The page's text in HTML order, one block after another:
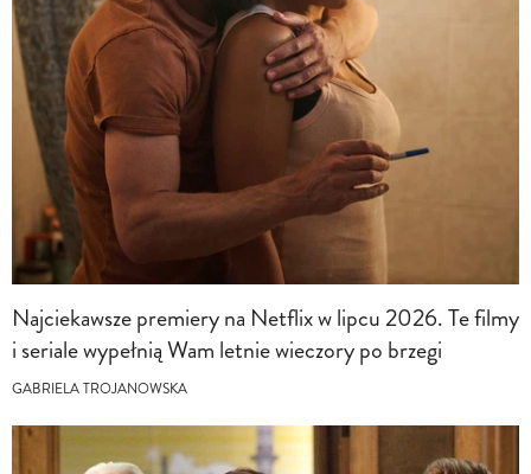
Najciekawsze premiery na Netflix w lipcu 2026. Te filmy
i seriale wypełnią Wam letnie wieczory po brzegi
GABRIELA TROJANOWSKA